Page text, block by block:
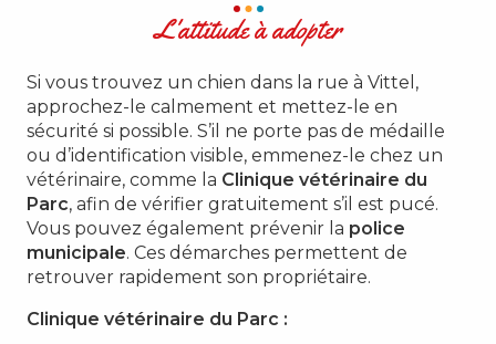
L'attitude à adopter
Si vous trouvez un chien dans la rue à Vittel,
approchez-le calmement et mettez-le en
sécurité si possible. S’il ne porte pas de médaille
ou d’identification visible, emmenez-le chez un
vétérinaire, comme la Clinique vétérinaire du
Parc, afin de vérifier gratuitement s’il est pucé.
Vous pouvez également prévenir la police
municipale. Ces démarches permettent de
retrouver rapidement son propriétaire.
Clinique vétérinaire du Parc :